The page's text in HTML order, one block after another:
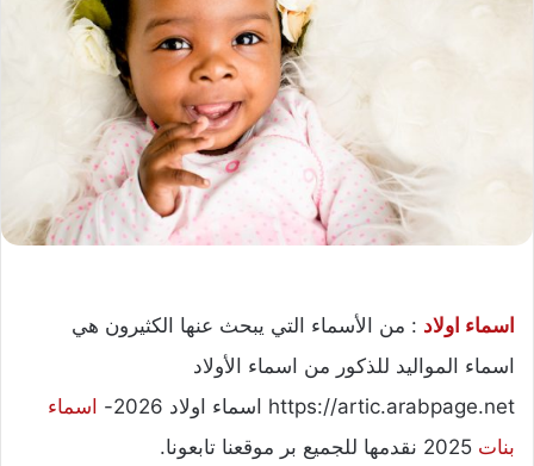
اسماء اولاد : من الأسماء التي يبحث عنها الكثيرون هي
اسماء المواليد للذكور من اسماء الأولاد
https://artic.arabpage.net اسماء اولاد 2026-
اسماء
بنات